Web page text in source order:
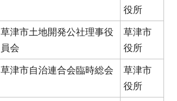
役所
草津市土地開発公社理事役
員会
草津市
役所
草津市自治連合会臨時総会
草津市
役所